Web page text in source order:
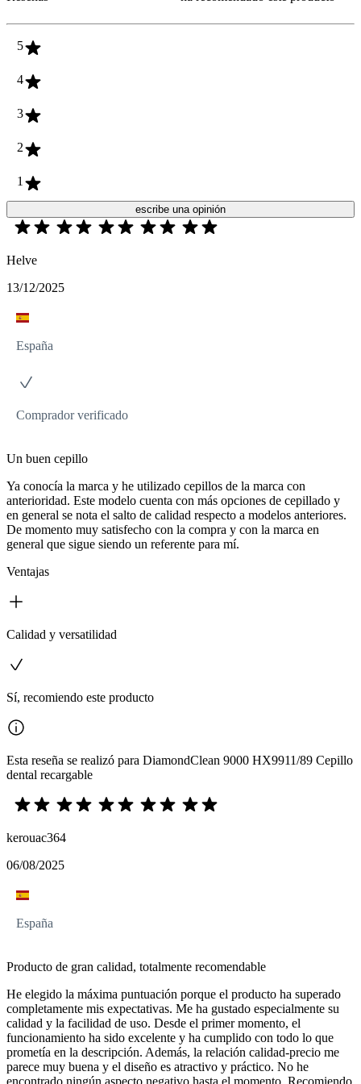
5
4
3
2
1
escribe una opinión
Helve
13/12/2025
España
Comprador verificado
Un buen cepillo
Ya conocía la marca y he utilizado cepillos de la marca con
anterioridad. Este modelo cuenta con más opciones de cepillado y
en general se nota el salto de calidad respecto a modelos anteriores.
De momento muy satisfecho con la compra y con la marca en
general que sigue siendo un referente para mí.
Ventajas
Calidad y versatilidad
Sí, recomiendo este producto
Esta reseña se realizó para DiamondClean 9000 HX9911/89 Cepillo
dental recargable
kerouac364
06/08/2025
España
Producto de gran calidad, totalmente recomendable
He elegido la máxima puntuación porque el producto ha superado
completamente mis expectativas. Me ha gustado especialmente su
calidad y la facilidad de uso. Desde el primer momento, el
funcionamiento ha sido excelente y ha cumplido con todo lo que
prometía en la descripción. Además, la relación calidad-precio me
parece muy buena y el diseño es atractivo y práctico. No he